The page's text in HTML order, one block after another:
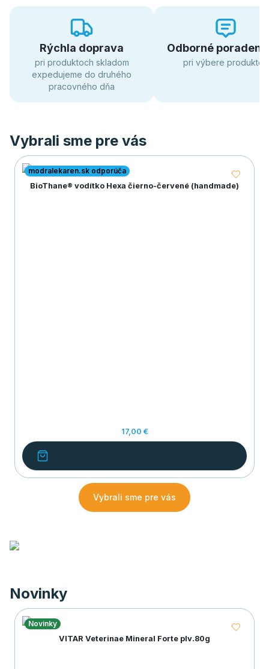
Rýchla doprava
pri produktoch skladom
expedujeme do druhého
pracovného dňa
Odborné
pri výbere produktov
Novinky
Novinky
VITAR Veterinae Mineral Forte plv.80g
Vybrali sme pre vás
modralekaren.sk odporúča
BioThane® vodítko Hexa čierno-červené (handmade)
17,00 €
Vybrali sme pre vás